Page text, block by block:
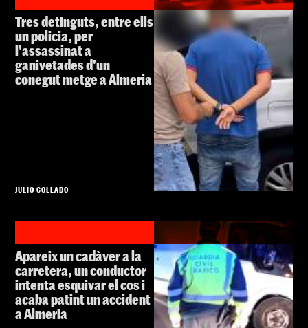
Tres detinguts, entre ells
un policia, per
l'assassinat a
ganivetades d'un
conegut metge a Almeria
JULIO COLLADO
Apareix un cadàver a la
carretera, un conductor
intenta esquivar el cos i
acaba patint un accident
a Almeria